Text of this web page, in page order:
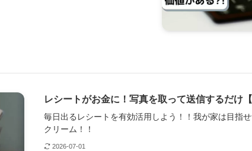
レシートがお金に！写真を取って送信するだけ【
毎日出るレシートを有効活用しよう！！我が家は目指
クリーム！！
2026-07-01